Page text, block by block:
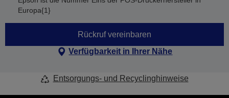
Europa{1}
Rückruf vereinbaren
Verfügbarkeit in Ihrer Nähe
Entsorgungs- und Recyclinghinweise